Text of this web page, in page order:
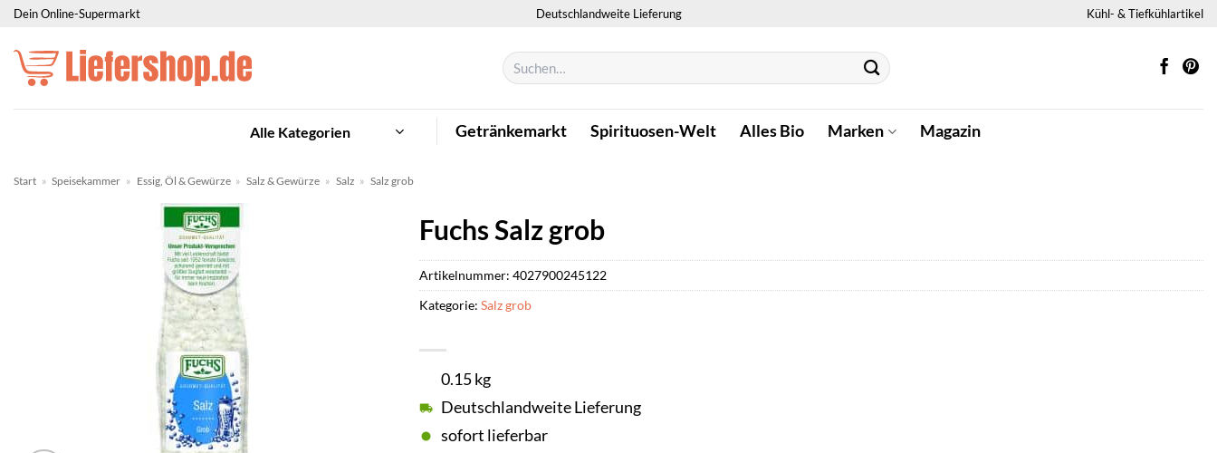
Zum
springen
Dein Online-Supermarkt Deutschlandweite Lieferung Kühl- & Tiefkühlartikel
Suchen
nach:
Alle Kategorien Getränkemarkt Spirituosen-Welt Alles Bio Marken Magazin
Start » Speisekammer » Essig, Öl & Gewürze » Salz & Gewürze » Salz » Salz grob
Fuchs Salz grob
0.15 kg
Deutschlandweite Lieferung
sofort lieferbar
Artikelnummer: 4027900245122
Kategorie: Salz grob